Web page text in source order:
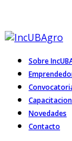
Incubadora
Sobre
Novedades
Contacto